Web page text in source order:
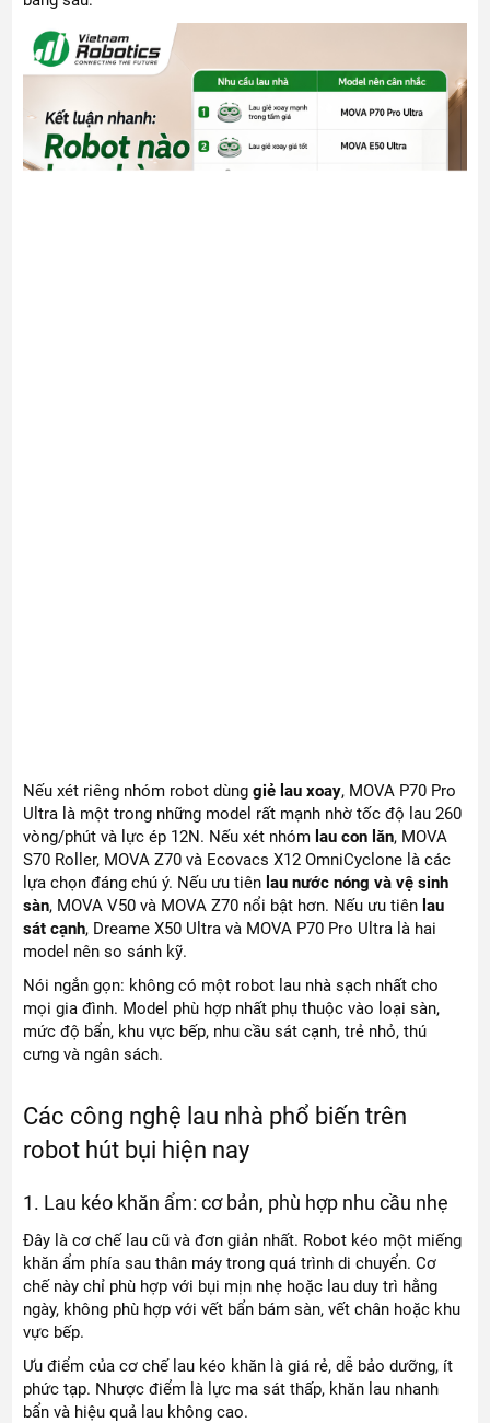
Nếu xét riêng nhóm robot dùnggiẻ lau xoay, MOVA P70 Pro
Ultra là một trong những model rất mạnh nhờ tốc độ lau 260
vòng/phút và lực ép 12N. Nếu xét nhóm lau con lăn, MOVA
S70 Roller, MOVA Z70 và Ecovacs X12 OmniCyclone là các
lựa chọn đáng chú ý. Nếu ưu tiên lau nước nóng và vệ sinh
sàn, MOVA V50 và MOVA Z70 nổi bật hơn. Nếu ưu tiên lau
sát cạnh, Dreame X50 Ultra và MOVA P70 Pro Ultra là hai
model nên so sánh kỹ.
Nói ngắn gọn: không có một robot lau nhà sạch nhất cho
mọi gia đình. Model phù hợp nhất phụ thuộc vào loại sàn,
mức độ bẩn, khu vực bếp, nhu cầu sát cạnh, trẻ nhỏ, thú
cưng và ngân sách.
Các công nghệ lau nhà phổ biến trên
robot hút bụi hiện nay
1. Lau kéo khăn ẩm: cơ bản, phù hợp nhu cầu nhẹ
Đây là cơ chế lau cũ và đơn giản nhất. Robot kéo một miếng
khăn ẩm phía sau thân máy trong quá trình di chuyển. Cơ
chế này chỉ phù hợp với bụi mịn nhẹ hoặc lau duy trì hằng
ngày, không phù hợp với vết bẩn bám sàn, vết chân hoặc khu
vực bếp.
Ưu điểm của cơ chế lau kéo khăn là giá rẻ, dễ bảo dưỡng, ít
phức tạp. Nhược điểm là lực ma sát thấp, khăn lau nhanh
bẩn và hiệu quả lau không cao.